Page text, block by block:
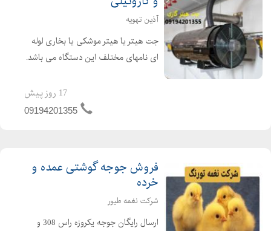
آذین تهویه
جت هیتر یا هیتر موشکی یا بخاری لوله
ای نامهای مختلف این دستگاه می باشد.
گرم کردن سالن های تولید ، دامداری ها،
مرغداری ها و گلخانه ها می باشد. از جت
17 روز پیش
09194201355
فروش جوجه گوشتی عمده و
خرده
شرکت نغمه طیور
ارسال رایگان جوجه یکروزه راس 308 و